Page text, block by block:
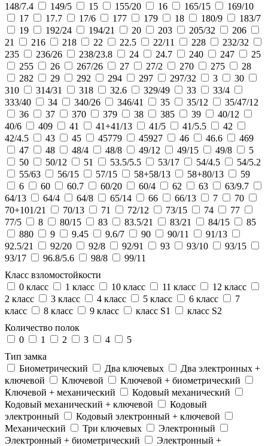
148/7.4
149/5 15 155/20 16 165/15
169/10
17
17.7 17/6 177 179 18 180/9
183/7
19
192/24 194/21 20 203 205/32
206
21
216 218 22 22.5 22/11 228
232/32
235
236/26 238/23.8 24 24.7 240 247
25
255
26 267/26 27 27/2 270 275
28
282
29 292 294 297 297/32 3
30
310
314/31 318 32.6 329/49 33
33/4
333/40
34 340/26 346/41 35 35/12
35/47/12
36
37 370 379 38 385 39
40/12
40/6
409 41 41+41/13 41/5 41/5.5
42
42/4.5
43 45 45779 45927 46 46.6
469
47
48 48/4 48/8 49/12 49/15 49/8
5
50
50/12 51 53.5/5.5 53/17 54/4.5
54/5.2
55/63
56/15 57/15 58+58/13 58+80/13
59
6
60 60.7 60/20 60/4 62 63
63/9.7
64/13
64/4 64/8 65/14 66 66/13 7
70
70+101/21
70/13 71 72/12 73/15 74
77
77/5
8 80/15 83 83.5/21 83/21 84/15
85
880
9 9.45 9.6/7 90 90/11
91/13
92.5/21
92/20 92/8 92/91 93 93/10
93/15
93/17
96.8/5.6 98/8
99/11
Класс взломостойкости
0 класс
1 класс 10 класс 11 класс
12 класс
2 класс
3 класс 4 класс 5 класс 6 класс
7
класс
8 класс 9 класс класс S1
класс S2
Количество полок
0
1 2 3 4
5
Тип замка
Биометрический
Два ключевых
Два электронныx +
ключевой
Ключевой
Ключевой + биометрический
Ключевой + механический
Кодовый механический
Кодовый механический + ключевой
Кодовый
электронный
Кодовый электронный + ключевой
Механический
Три ключевых
Электронный
Электронный + биометрический
Электронный +